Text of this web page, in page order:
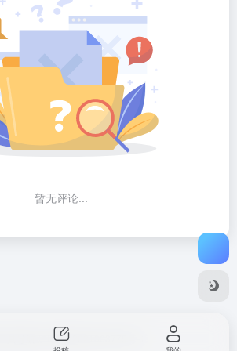
暂无评论...
沪ICP备2021003775号-1